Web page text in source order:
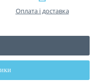
Оплата і доставка